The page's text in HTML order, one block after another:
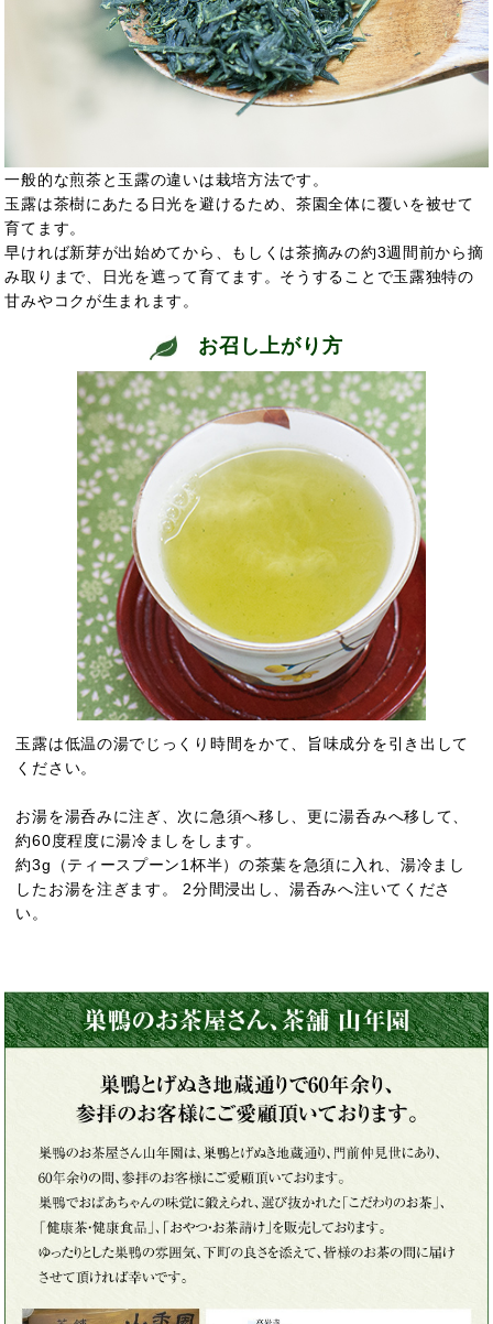
一般的な煎茶と玉露の違いは栽培方法です。
玉露は茶樹にあたる日光を避けるため、茶園全体に覆いを被せて
育てます。
早ければ新芽が出始めてから、もしくは茶摘みの約3週間前から摘
み取りまで、日光を遮って育てます。そうすることで玉露独特の
甘みやコクが生まれます。
お召し上がり方
玉露は低温の湯でじっくり時間をかて、旨味成分を引き出して
ください。
お湯を湯呑みに注ぎ、次に急須へ移し、更に湯呑みへ移して、
約60度程度に湯冷ましをします。
約3g（ティースプーン1杯半）の茶葉を急須に入れ、湯冷まし
したお湯を注ぎます。 2分間浸出し、湯呑みへ注いてくださ
い。